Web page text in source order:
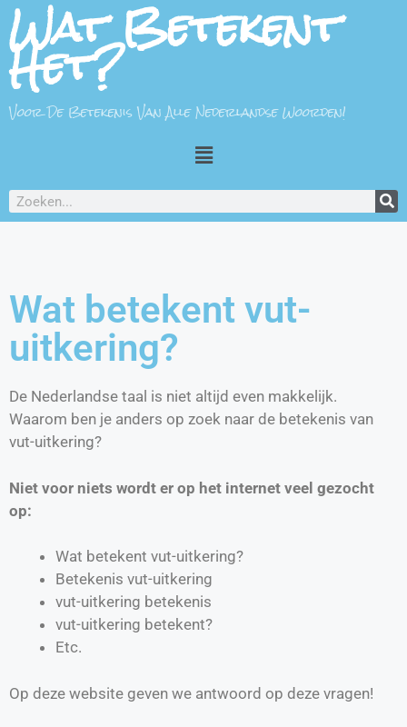
Wat Betekent
Het?
Voor De Betekenis Van Alle Nederlandse Woorden!
Wat betekent vut-
uitkering?
De Nederlandse taal is niet altijd even makkelijk.
Waarom ben je anders op zoek naar de betekenis van
vut-uitkering?
Niet voor niets wordt er op het internet veel gezocht
op:
Wat betekent vut-uitkering?
Betekenis vut-uitkering
vut-uitkering betekenis
vut-uitkering betekent?
Etc.
Op deze website geven we antwoord op deze vragen!